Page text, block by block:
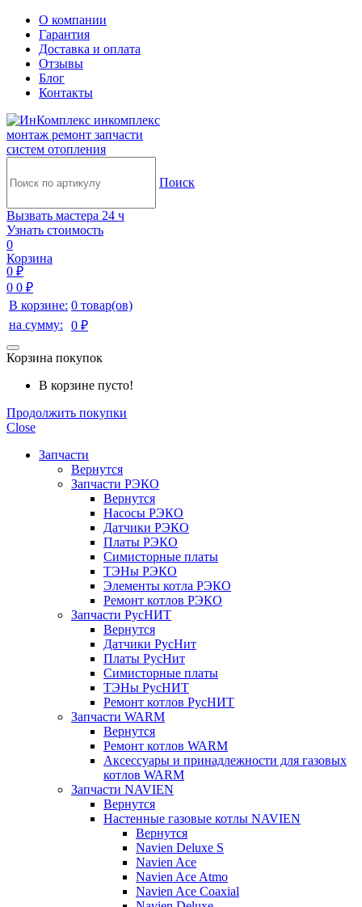
О компании
Гарантия
Доставка и оплата
Отзывы
Блог
Контакты
инкомплекс
монтаж ремонт запчасти
систем отопления
Поиск
Вызвать мастера 24 ч
Узнать стоимость
0
Корзина
0 ₽
0 0 ₽
В корзине: 0 товар(ов)
на сумму:
0 ₽
Корзина покупок
В корзине пусто!
Продолжить покупки
Close
Запчасти
Вернутся
Запчасти РЭКО
Вернутся
Насосы РЭКО
Датчики РЭКО
Платы РЭКО
Симисторные платы
ТЭНы РЭКО
Элементы котла РЭКО
Ремонт котлов РЭКО
Запчасти РусНИТ
Вернутся
Датчики РусНит
Платы РусНит
Симисторные платы
ТЭНы РусНИТ
Ремонт котлов РусНИТ
Запчасти WARM
Вернутся
Ремонт котлов WARM
Аксессуары и принадлежности для газовых
котлов WARM
Запчасти NAVIEN
Вернутся
Настенные газовые котлы NAVIEN
Вернутся
Navien Deluxe S
Navien Ace
Navien Ace Atmo
Navien Ace Coaxial